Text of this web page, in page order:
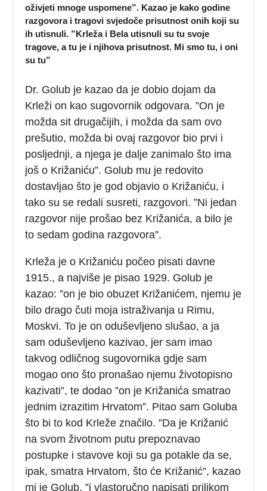
oživjeti mnoge uspomene”. Kazao je kako godine
razgovora i tragovi svjedoče prisutnost onih koji su
ih utisnuli. ”Krleža i Bela utisnuli su tu svoje
tragove, a tu je i njihova prisutnost. Mi smo tu, i oni
su tu”
Dr. Golub je kazao da je dobio dojam da
Krleži on kao sugovornik odgovara. ”On je
možda sit drugačijih, i možda da sam ovo
prešutio, možda bi ovaj razgovor bio prvi i
posljednji, a njega je dalje zanimalo što ima
još o Križaniću”. Golub mu je redovito
dostavljao što je god objavio o Križaniću, i
tako su se redali susreti, razgovori. ”Ni jedan
razgovor nije prošao bez Križanića, a bilo je
to sedam godina razgovora”.
Krleža je o Križaniću počeo pisati davne
1915., a najviše je pisao 1929. Golub je
kazao: ”on je bio obuzet Križanićem, njemu je
bilo drago čuti moja istraživanja u Rimu,
Moskvi. To je on oduševljeno slušao, a ja
sam oduševljeno kazivao, jer sam imao
takvog odličnog sugovornika gdje sam
mogao ono što pronašao njemu životopisno
kazivati”, te dodao ”on je Križanića smatrao
jednim izrazitim Hrvatom”. Pitao sam Goluba
što bi to kod Krleže značilo. ”Da je Križanić
na svom životnom putu prepoznavao
postupke i stavove koji su ga potakle da se,
ipak, smatra Hrvatom, što će Križanić”, kazao
mi je Golub, ”i vlastoručno napisati prilikom